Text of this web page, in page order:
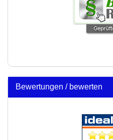
Bewertungen / bewerten